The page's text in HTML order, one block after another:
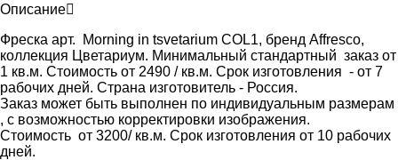
Описание
Фреска арт. Morning in tsvetarium COL1, бренд Affresco,
коллекция Цветариум. Минимальный стандартный заказ от
1 кв.м. Стоимость от 2490 / кв.м. Срок изготовления - от 7
рабочих дней. Страна изготовитель - Россия.
Заказ может быть выполнен по индивидуальным размерам
, с возможностью корректировки изображения.
Стоимость от 3200/ кв.м. Срок изготовления от 10 рабочих
дней.